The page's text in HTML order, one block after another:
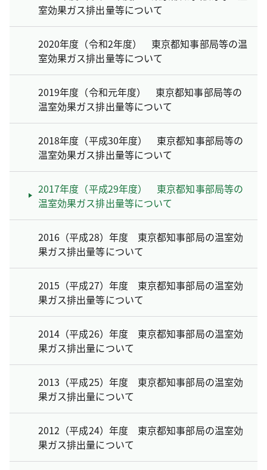
室効果ガス排出量等について
2020年度（令和2年度） 東京都知事部局等の温
室効果ガス排出量等について
2019年度（令和元年度） 東京都知事部局等の
温室効果ガス排出量等について
2018年度（平成30年度） 東京都知事部局等の
温室効果ガス排出量等について
2017年度（平成29年度） 東京都知事部局等の
温室効果ガス排出量等について
2016（平成28）年度 東京都知事部局の温室効
果ガス排出量等について
2015（平成27）年度 東京都知事部局の温室効
果ガス排出量等について
2014（平成26）年度 東京都知事部局の温室効
果ガス排出量について
2013（平成25）年度 東京都知事部局の温室効
果ガス排出量について
2012（平成24）年度 東京都知事部局の温室効
果ガス排出量について